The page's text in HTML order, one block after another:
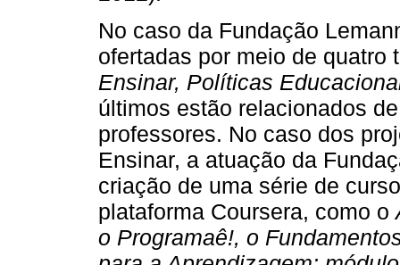
No caso da Fundação
ofertadas por meio de
Ensinar, Políticas
últimos estão relacionados
professores. No caso dos
Ensinar, a atuação da
criação de uma série de
plataforma Coursera, como o
o Programaê!, o